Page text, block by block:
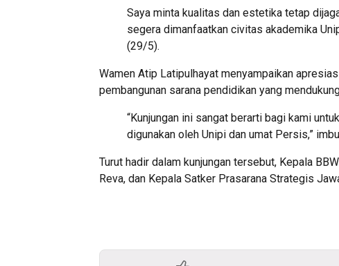
Saya minta kualitas dan estetika tetap
segera dimanfaatkan civitas akademika
(29/5).
Wamen Atip Latipulhayat menyampaikan
pembangunan sarana pendidikan yang
“Kunjungan ini sangat berarti bagi kami
digunakan oleh Unipi dan umat Persis,”
Turut hadir dalam kunjungan tersebut, Kepala
Reva, dan Kepala Satker Prasarana Strategis